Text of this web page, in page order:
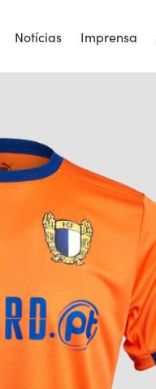
Notícias Imprensa